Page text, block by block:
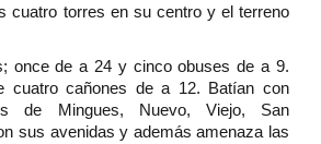
cuatro torres en su centro y el terreno
once de a 24 y cinco obuses de a 9.
cuatro cañones de a 12. Batían con
de Mingues, Nuevo, Viejo, San
sus avenidas y además amenaza las